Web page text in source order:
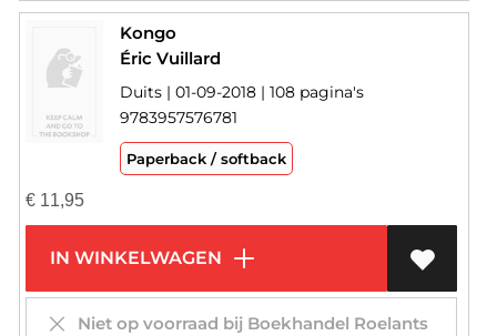
Kongo
Éric Vuillard
Duits | 01-09-2018 | 108 pagina's
9783957576781
Paperback / softback
€11,95
IN WINKELWAGEN
Niet op voorraad bij Boekhandel Roelants